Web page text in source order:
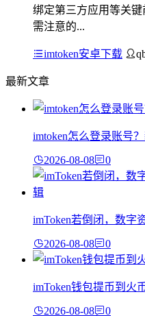
绑定第三方应用等关
需注意的...
imtoken安卓下载
最新文章
imtoken怎么登录账号
2026-08-08 0
imToken若倒闭，数字
2026-08-08 0
imToken钱包提币到火
2026-08-08 0